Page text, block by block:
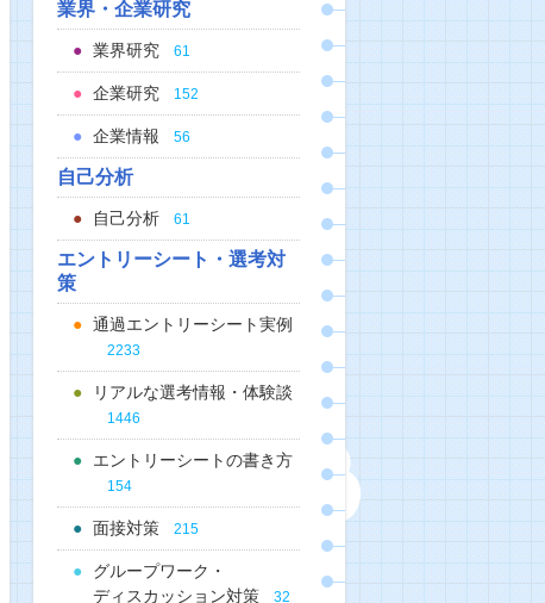
業界・企業研究
業界研究 61
企業研究 152
企業情報 56
自己分析
自己分析 61
エントリーシート・選考対
策
通過エントリーシート実例
2233
リアルな選考情報・体験談
1446
エントリーシートの書き方
154
面接対策 215
グループワーク・
ディスカッション対策
32